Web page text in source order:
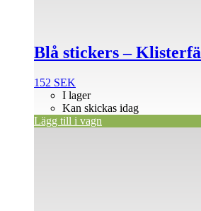
Blå stickers –
152 SEK
I lager
Kan skickas idag
Lägg till i vagn